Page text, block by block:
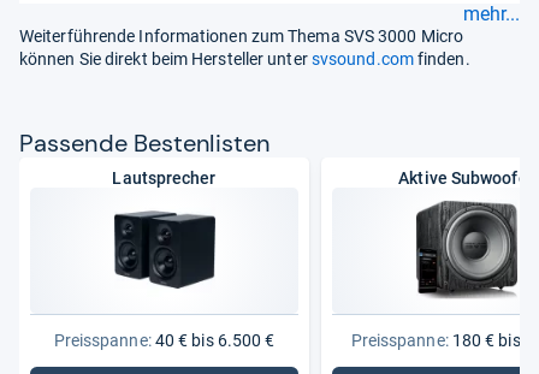
mehr...
Weiterführende Informationen zum Thema SVS 3000 Micro
können Sie direkt beim Hersteller untersvsound.comfinden.
Pas­sende Bes­ten­lis­ten
Lautsprecher
Preisspanne:40 € bis 6.500 €
Aktive Subwoofer
Preisspanne:180 € bis